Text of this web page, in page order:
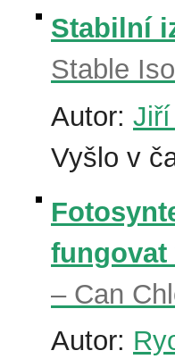
Stabilní
Stable
Autor:
Vyšlo v
– Can
Autor: